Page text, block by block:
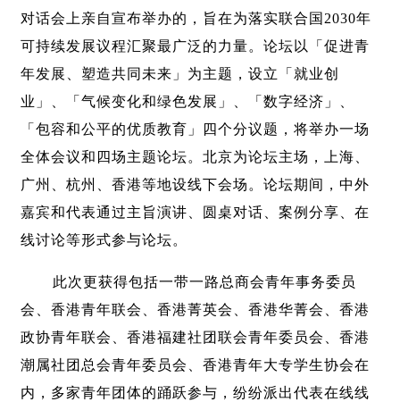
对话会上亲自宣布举办的，旨在为落实联合国2030年
可持续发展议程汇聚最广泛的力量。论坛以「促进青
年发展、塑造共同未来」为主题，设立「就业创
业」、「气候变化和绿色发展」、「数字经济」、
「包容和公平的优质教育」四个分议题，将举办一场
全体会议和四场主题论坛。北京为论坛主场，上海、
广州、杭州、香港等地设线下会场。论坛期间，中外
嘉宾和代表通过主旨演讲、圆桌对话、案例分享、在
线讨论等形式参与论坛。
此次更获得包括一带一路总商会青年事务委员
会、香港青年联会、香港菁英会、香港华菁会、香港
政协青年联会、香港福建社团联会青年委员会、香港
潮属社团总会青年委员会、香港青年大专学生协会在
内，多家青年团体的踊跃参与，纷纷派出代表在线线